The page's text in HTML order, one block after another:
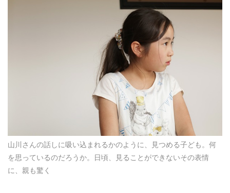
山川さんの話しに吸い込まれるかのように、見つめる子ども。何
を思っているのだろうか。日頃、見ることができないその表情
に、親も驚く